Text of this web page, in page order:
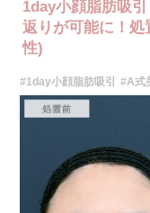
1day小顔脂肪吸
返りが可能に！処
性)
#1day小顔脂肪吸引 #A式